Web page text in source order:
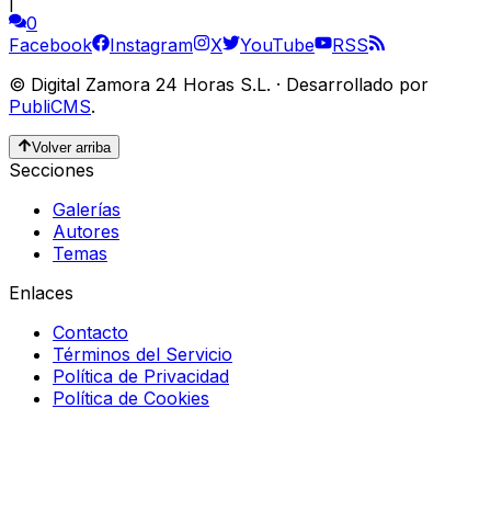
0
Facebook
Instagram X YouTube
RSS
© Digital Zamora 24 Horas S.L. · Desarrollado por
PubliCMS.
Volver arriba
Secciones
Galerías
Autores
Temas
Enlaces
Contacto
Términos del Servicio
Política de Privacidad
Política de Cookies